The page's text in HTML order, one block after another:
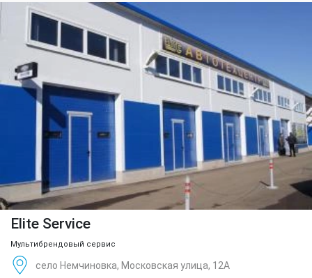
Elite Service
Мультибрендовый сервис
село Немчиновка, Московская улица, 12А